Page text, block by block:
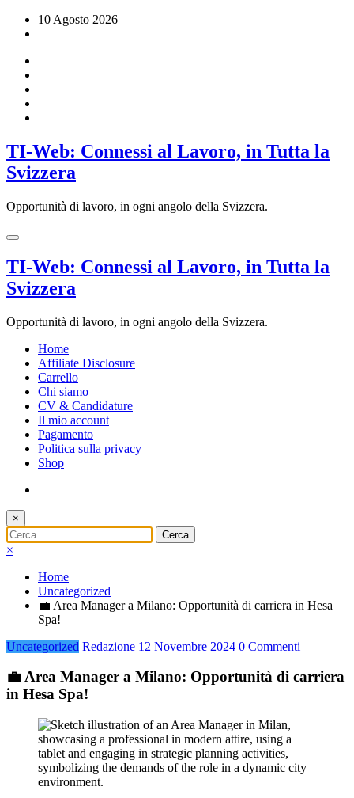
10 Agosto 2026
TI-Web: Connessi al Lavoro, in Tutta la
Svizzera
Opportunità di lavoro, in ogni angolo della Svizzera.
TI-Web: Connessi al Lavoro, in Tutta la
Svizzera
Opportunità di lavoro, in ogni angolo della Svizzera.
Home
Affiliate Disclosure
Carrello
Chi siamo
CV & Candidature
Il mio account
Pagamento
Politica sulla privacy
Shop
×
×
Home
Uncategorized
💼 Area Manager a Milano: Opportunità di carriera in Hesa
Spa!
Uncategorized Redazione 12 Novembre 2024 0 Commenti
💼 Area Manager a Milano: Opportunità di carriera
in Hesa Spa!